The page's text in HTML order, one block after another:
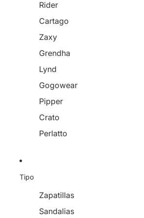
Rider
Cartago
Zaxy
Grendha
Lynd
Gogowear
Pipper
Crato
Perlatto
Tipo
Zapatillas
Sandalias